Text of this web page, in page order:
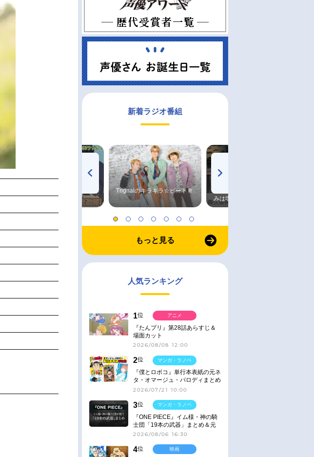
新着ラジオ番組
Trignalのキラキラ☆ビートＲ
みは塩だけ
もっと見る
人気ランキング
1位
『たんプリ』第28話あらすじ＆
場面カット
2026/08/08 12:00
アニメ
2位
『僕とロボコ』単行本表紙の元ネ
タ・オマージュ・パロディまとめ
2026/07/21 10:00
マンガ・ラノベ
3位
『ONE PIECE』イム様・神の騎
士団「19本の武器」まとめ＆元
ネタ
2026/08/06 16:30
マンガ・ラノベ
4位
映画